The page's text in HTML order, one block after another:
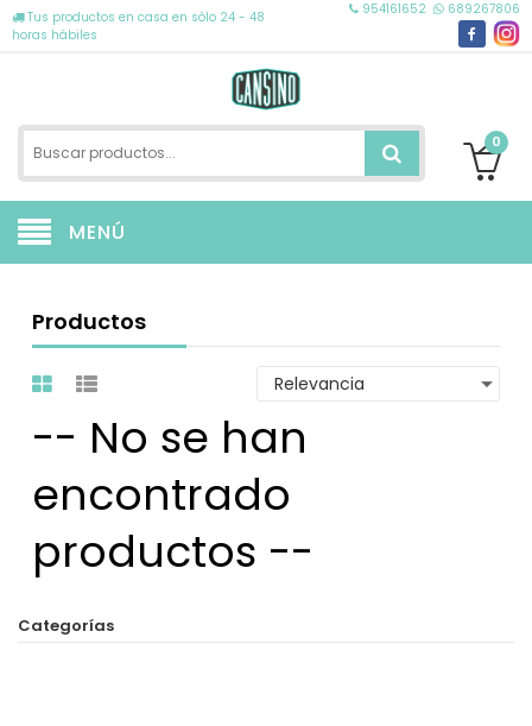
Tus productos en casa en sólo 24 - 48
horas hábiles
954161652 689267806
0
MENÚ
Productos
-- No se han
encontrado
productos --
Categorías